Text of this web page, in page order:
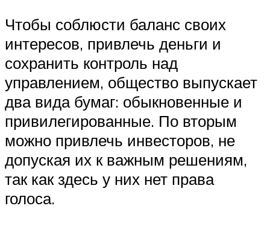
Чтобы соблюсти баланс своих
интересов, привлечь деньги и
сохранить контроль над
управлением, общество выпускает
два вида бумаг: обыкновенные и
привилегированные. По вторым
можно привлечь инвесторов, не
допуская их к важным решениям,
так как здесь у них нет права
голоса.